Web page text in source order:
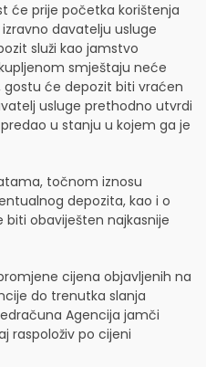
će prije početka korištenja
davatelju usluge
služi kao jamstvo
smještaju neće
gostu će depozit biti vraćen
usluge prethodno utvrdi
u stanju u kojem ga je
točnom iznosu
depozita, kao i o
obaviješten najkasnije
cijena objavljenih na
do trenutka slanja
Agencija jamči
raspoloživ po cijeni